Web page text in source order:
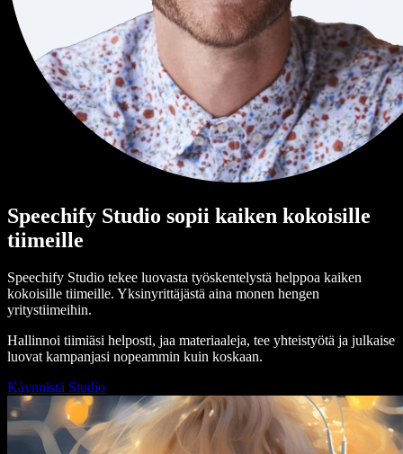
Speechify Studio sopii kaiken kokoisille
tiimeille
Speechify Studio tekee luovasta työskentelystä helppoa kaiken
kokoisille tiimeille. Yksinyrittäjästä aina monen hengen
yritystiimeihin.
Hallinnoi tiimiäsi helposti, jaa materiaaleja, tee yhteistyötä ja julkaise
luovat kampanjasi nopeammin kuin koskaan.
Käynnistä Studio